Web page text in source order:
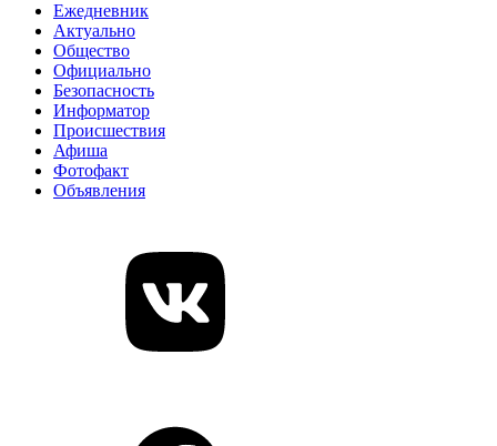
Ежедневник
Актуально
Общество
Официально
Безопасность
Информатор
Происшествия
Афиша
Фотофакт
Объявления